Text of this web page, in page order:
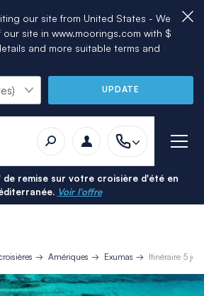
our site from United States - We
site in www.moorings.com with $
and more suitable terms and
UPDATE
de remise sur votre croisière d'été en
Voir l'offre
Amériques Exumas Itinéraire 5